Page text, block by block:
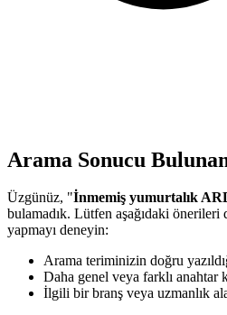
Arama Sonucu
Üzgünüz, "İnmemiş yumurtalık
bulamadık. Lütfen aşağıdaki
yapmayı deneyin:
Arama teriminizin doğru
Daha genel veya farklı anahtar
İlgili bir branş veya uzmanlık